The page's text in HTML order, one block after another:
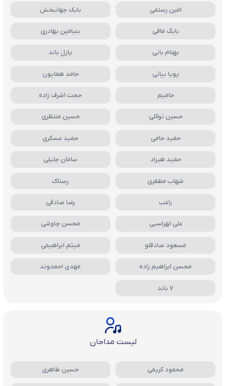
امین رستمی بابک جهانبخش
بابک مافی بنیامین بهادری
بهنام بانی پازل باند
پویا بیاتی حامد همایون
حامیم حجت اشرف زاده
حسین توکلی حسین منتظری
حمید حامی حمید عسکری
حمید هیراد سامان جلیلی
شهاب مظفری رستاک
راغب رضا صادقی
علی لهراسبی محسن چاوشی
مسعود صادقلو میثم ابراهیمی
محسن ابراهیم زاده مهدی احمدوند
7 باند
لیست مداحان
محمود کریمی حسین طاهری